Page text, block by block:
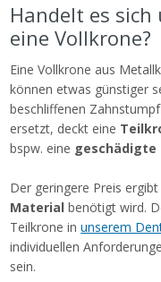
Handelt es
eine Vollkrone?
Eine Vollkrone aus
können etwas günstiger
beschliffenen
ersetzt, deckt eine
bspw. eine geschädigte
Der geringere Preis
Material benötigt wird.
Teilkrone inunserem
individuellen
sein.